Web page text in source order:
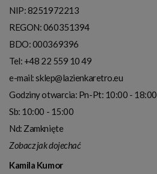
NIP:8251972213
REGON: 060351394
BDO: 000369396
Tel: +48 22 559 10 49
e-mail:sklep@lazienkaretro.eu
Godziny otwarcia: Pn-Pt: 10:00 - 18:00
Sb: 10:00 - 15:00
Nd: Zamknięte
Zobacz jak dojechać
Kamila Kumor